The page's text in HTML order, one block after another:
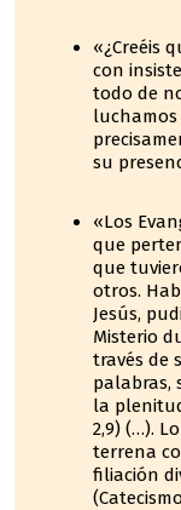
«¿Creéis
con
todo de
luchamos
su
«Los
que
que
otros.
Jesús,
Misterio
través de
palabras,
la
2,9) (…).
terrena
filiación